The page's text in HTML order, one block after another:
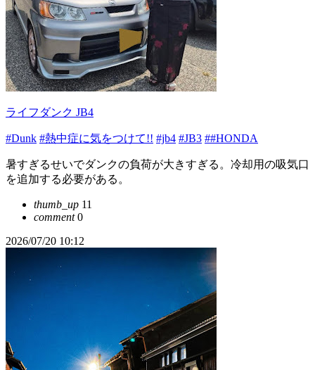
ライフダンク JB4
#Dunk #熱中症に気をつけて!! #jb4 #JB3 ##HONDA
暑すぎるせいでダンクの負荷が大きすぎる。冷却用の吸気口
を追加する必要がある。
thumb_up 11
comment0
2026/07/20 10:12